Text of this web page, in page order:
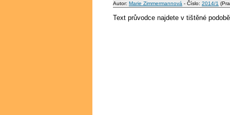
Autor: Marie Zimmermannová - Číslo: 2014/1
Text průvodce najdete v tištěné